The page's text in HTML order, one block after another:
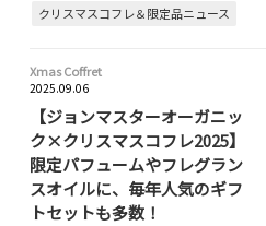
クリスマスコフレ＆限定品ニュース
Xmas Coffret
2025.09.06
【ジョンマスターオーガニッ
ク×クリスマスコフレ2025】
限定パフュームやフレグラン
スオイルに、毎年人気のギフ
トセットも多数！